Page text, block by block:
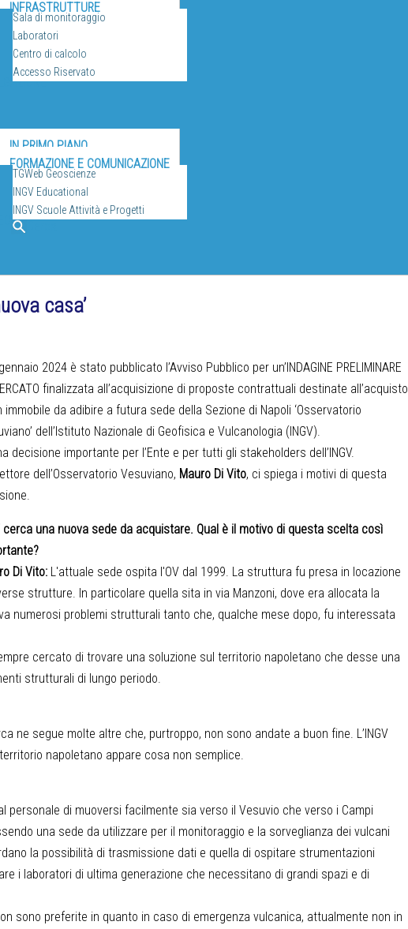
INFRASTRUTTURE
Sala di monitoraggio
Laboratori
Centro di calcolo
Accesso Riservato
IN PRIMO PIANO
FORMAZIONE E COMUNICAZIONE
TGWeb Geoscienze
INGV Educational
INGV Scuole Attività e Progetti
casa’
2024 è stato pubblicato l’Avviso Pubblico per un’INDAGINE PRELIMINARE
finalizzata all’acquisizione di proposte contrattuali destinate all’acquisto
immobile da adibire a futura sede della Sezione di Napoli ‘Osservatorio
dell’Istituto Nazionale di Geofisica e Vulcanologia (INGV).
decisione importante per l’Ente e per tutti gli stakeholders dell’INGV.
dell’Osservatorio Vesuviano, Mauro Di Vito, ci spiega i motivi di questa
cerca una nuova sede da acquistare. Qual è il motivo di questa scelta così
Di Vito: L'attuale sede ospita l'OV dal 1999. La struttura fu presa in locazione
strutture. In particolare quella sita in via Manzoni, dove era allocata la
numerosi problemi strutturali tanto che, qualche mese dopo, fu interessata
cercato di trovare una soluzione sul territorio napoletano che desse una
strutturali di lungo periodo.
ne segue molte altre che, purtroppo, non sono andate a buon fine. L’INGV
napoletano appare cosa non semplice.
personale di muoversi facilmente sia verso il Vesuvio che verso i Campi
una sede da utilizzare per il monitoraggio e la sorveglianza dei vulcani
la possibilità di trasmissione dati e quella di ospitare strumentazioni
i laboratori di ultima generazione che necessitano di grandi spazi e di
sono preferite in quanto in caso di emergenza vulcanica, attualmente non in